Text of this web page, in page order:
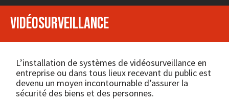
VIDéOSURVEILLANCE
L’installation de systèmes de vidéosurveillance en
entreprise ou dans tous lieux recevant du public est
devenu un moyen incontournable d’assurer la
sécurité des biens et des personnes.